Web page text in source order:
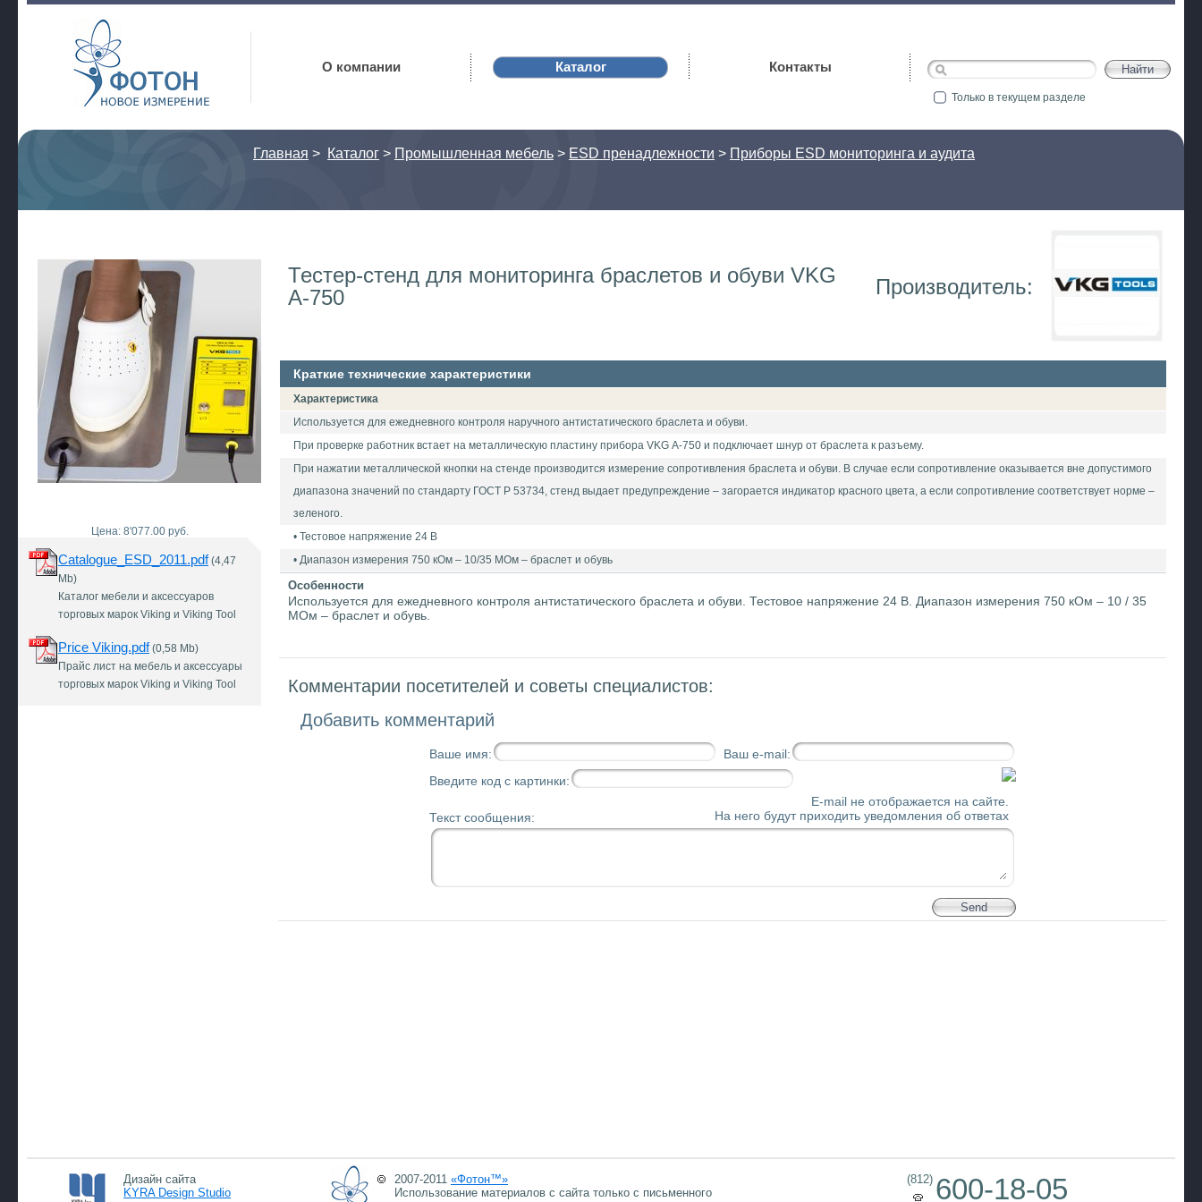
Фотон
О компании Каталог Контакты
Только в текущем разделе
Главная > Каталог > Промышленная мебель > ESD пренадлежности > Приборы ESD мониторинга и аудита
Цена: 8'077.00 руб.
Catalogue_ESD_2011.pdf(4,47
Mb)
Каталог мебели и аксессуаров
торговых марок Viking и Viking Tool
Price Viking.pdf(0,58 Mb)
Прайс лист на мебель и аксессуары
торговых марок Viking и Viking Tool
Тестер-стенд для мониторинга браслетов и обуви VKG
A-750
Производитель:
Краткие технические характеристики
Характеристика
Используется для ежедневного контроля наручного антистатического браслета и обуви.
При проверке работник встает на металлическую пластину прибора VKG А-750 и подключает шнур от браслета к разъему.
При нажатии металлической кнопки на стенде производится измерение сопротивления браслета и обуви. В случае если сопротивление оказывается вне допустимого
диапазона значений по стандарту ГОСТ Р 53734, стенд выдает предупреждение – загорается индикатор красного цвета, а если сопротивление соответствует норме –
зеленого.
• Тестовое напряжение 24 В
• Диапазон измерения 750 кОм – 10/35 МОм – браслет и обувь
Особенности
Используется для ежедневного контроля антистатического браслета и обуви. Тестовое напряжение 24 В. Диапазон измерения 750 кОм – 10 / 35
МОм – браслет и обувь.
Комментарии посетителей и советы специалистов:
Добавить комментарий
Ваше имя:
Ваш e-mail:
Введите код с картинки:
Текст сообщения:
E-mail не отображается на сайте.
На него будут приходить уведомления об ответах
Дизайн сайта
KYRA Design Studio
2007-2011 «Фотон™»
Использование материалов с сайта только с письменного
(812) 600-18-05